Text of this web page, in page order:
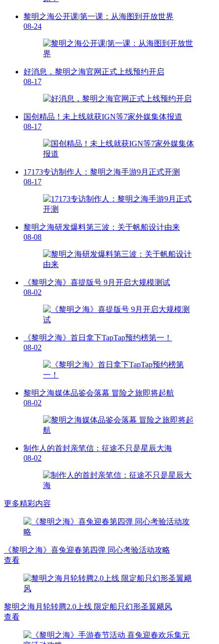
黎明之海公开课|第一课：从海图到开放世界
08-24
好消息，黎明之海官网正式上线预约开启
08-17
国创精品！未上线就获IGN等7家外媒集体报道
08-17
17173专访制作人：黎明之海手游9月正式开测
08-17
黎明之海研发爆料第三波：关于帆船设计由来
08-08
《黎明之海》喜提版号 9月开启大规模测试
08-02
《黎明之海》首日拿下TapTap预约榜第一！
08-02
黎明之海媒体品鉴会落幕 冒险之旅即将起航
08-02
制作人的首封亲笔信：征途不只是星辰大海
08-02
更多精彩内容
《黎明之海》喜兔迎春第四弹 同心考验活动攻略
查看
黎明之海月轮转腾2.0上线 限定船只幻形圣翼飓风
查看